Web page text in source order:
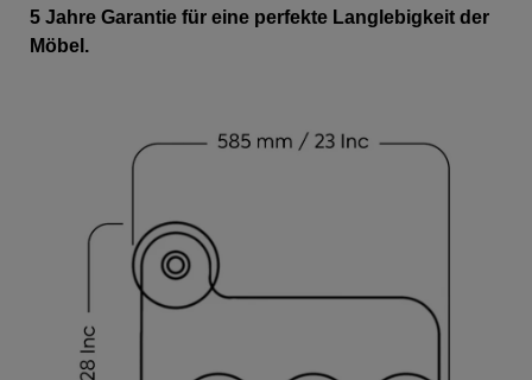
5 Jahre Garantie für eine perfekte Langlebigkeit der
Möbel.